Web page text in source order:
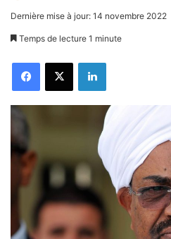
Dernière mise à jour: 14 novembre 2022
Temps de lecture 1 minute
FacebookX Linkedin